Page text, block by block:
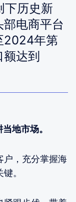
下历史新
电商平台
2024年第
达到
地市场。
户，充分掌握海
。